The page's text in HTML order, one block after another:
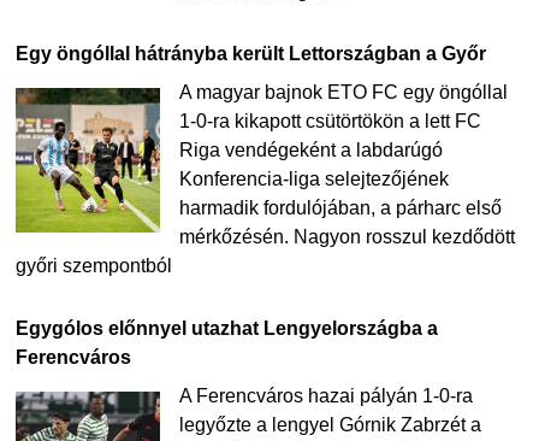
Egy öngóllal hátrányba került Lettországban a Győr
A magyar bajnok ETO FC egy öngóllal
1-0-ra kikapott csütörtökön a lett FC
Riga vendégeként a labdarúgó
Konferencia-liga selejtezőjének
harmadik fordulójában, a párharc első
mérkőzésén. Nagyon rosszul kezdődött
győri szempontból
Egygólos előnnyel utazhat Lengyelországba a
Ferencváros
A Ferencváros hazai pályán 1-0-ra
legyőzte a lengyel Górnik Zabrzét a